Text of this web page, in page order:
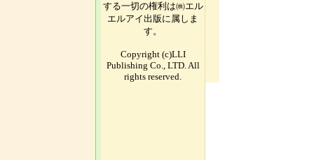
する一切の権利は㈱エル
エルアイ出版に属しま
す。
Copyright (c)LLI
Publishing Co., LTD. All
rights reserved.